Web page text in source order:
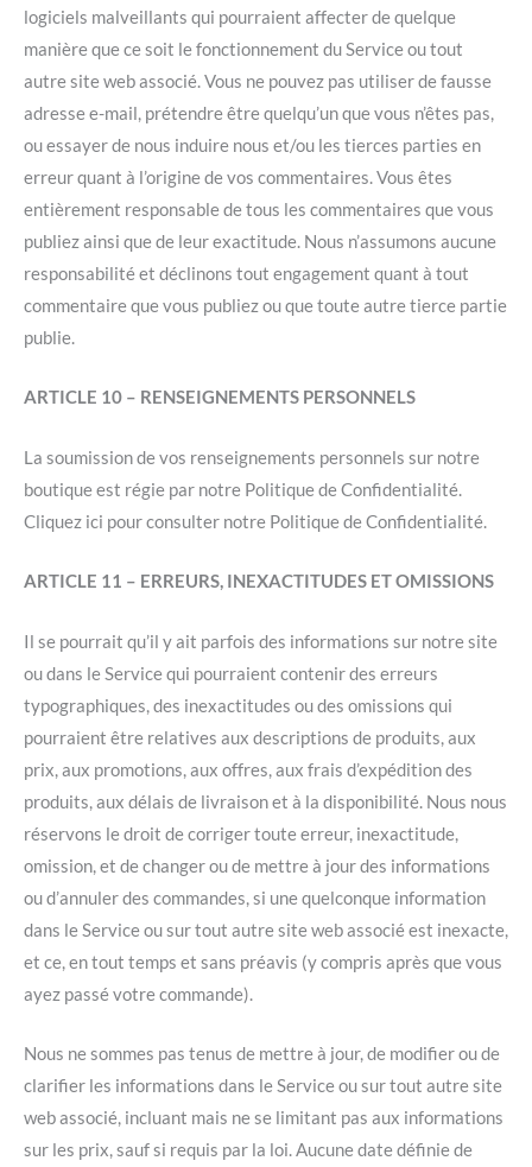
logiciels malveillants qui pourraient affecter de quelque
manière que ce soit le fonctionnement du Service ou tout
autre site web associé. Vous ne pouvez pas utiliser de fausse
adresse e-mail, prétendre être quelqu’un que vous n’êtes pas,
ou essayer de nous induire nous et/ou les tierces parties en
erreur quant à l’origine de vos commentaires. Vous êtes
entièrement responsable de tous les commentaires que vous
publiez ainsi que de leur exactitude. Nous n’assumons aucune
responsabilité et déclinons tout engagement quant à tout
commentaire que vous publiez ou que toute autre tierce partie
publie.
ARTICLE 10 – RENSEIGNEMENTS PERSONNELS
La soumission de vos renseignements personnels sur notre
boutique est régie par notre Politique de Confidentialité.
Cliquez ici pour consulter notre Politique de Confidentialité.
ARTICLE 11 – ERREURS, INEXACTITUDES ET OMISSIONS
Il se pourrait qu’il y ait parfois des informations sur notre site
ou dans le Service qui pourraient contenir des erreurs
typographiques, des inexactitudes ou des omissions qui
pourraient être relatives aux descriptions de produits, aux
prix, aux promotions, aux offres, aux frais d’expédition des
produits, aux délais de livraison et à la disponibilité. Nous nous
réservons le droit de corriger toute erreur, inexactitude,
omission, et de changer ou de mettre à jour des informations
ou d’annuler des commandes, si une quelconque information
dans le Service ou sur tout autre site web associé est inexacte,
et ce, en tout temps et sans préavis (y compris après que vous
ayez passé votre commande).
Nous ne sommes pas tenus de mettre à jour, de modifier ou de
clarifier les informations dans le Service ou sur tout autre site
web associé, incluant mais ne se limitant pas aux informations
sur les prix, sauf si requis par la loi. Aucune date définie de